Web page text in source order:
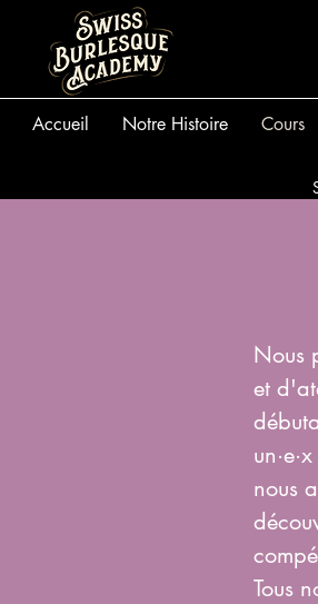
Accueil Notre Histoire Cours
Nous
et
nous
Tous